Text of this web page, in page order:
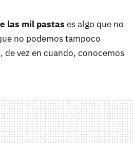
las mil pastas es algo que no
no podemos tampoco
de vez en cuando, conocemos